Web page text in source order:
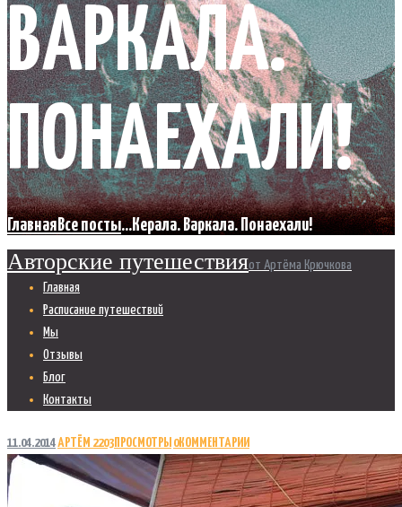
ВАРКАЛА.
ПОНАЕХАЛИ!
ГлавнаяВсе посты...Керала. Варкала. Понаехали!
Авторские путешествияот Артёма Крючкова
Главная
Расписание путешествий
Мы
Отзывы
Блог
Контакты
11.04.2014АРТЁМ 2203 ПРОСМОТРЫ 0КОММЕНТАРИИ